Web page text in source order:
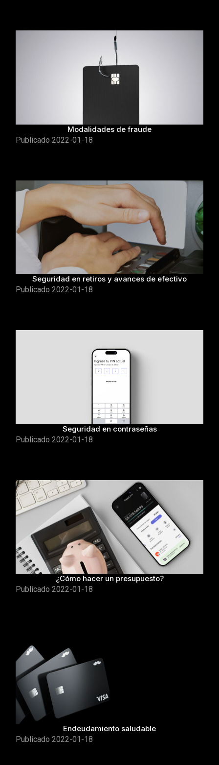
Modalidades de fraude
Publicado 2022-01-18
Seguridad en retiros y avances de efectivo
Publicado 2022-01-18
Seguridad en contraseñas
Publicado 2022-01-18
¿Cómo hacer un presupuesto?
Publicado 2022-01-18
Endeudamiento saludable
Publicado 2022-01-18